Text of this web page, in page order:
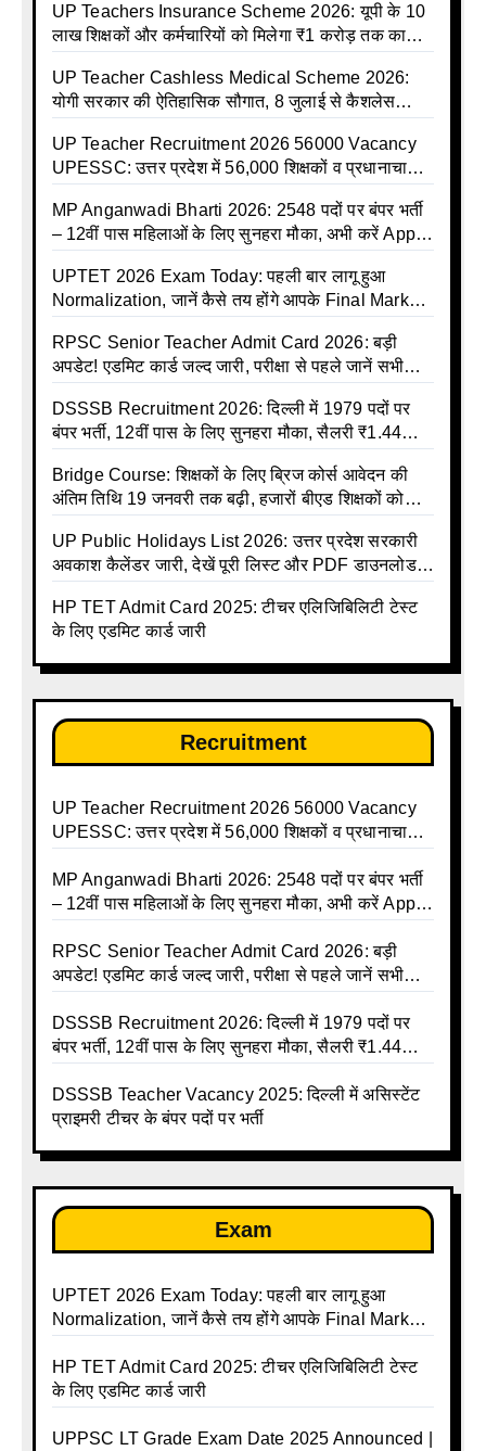
UP Teachers Insurance Scheme 2026: यूपी के 10
लाख शिक्षकों और कर्मचारियों को मिलेगा ₹1 करोड़ तक का
UP Teacher Cashless Medical Scheme 2026:
योगी सरकार की ऐतिहासिक सौगात, 8 जुलाई से कैशलेस
UP Teacher Recruitment 2026 56000 Vacancy
UPESSC: उत्तर प्रदेश में 56,000 शिक्षकों व प्रधानाचार्यों
MP Anganwadi Bharti 2026: 2548 पदों पर बंपर भर्ती
– 12वीं पास महिलाओं के लिए सुनहरा मौका, अभी करें Apply
UPTET 2026 Exam Today: पहली बार लागू हुआ
Normalization, जानें कैसे तय होंगे आपके Final Marks
RPSC Senior Teacher Admit Card 2026: बड़ी
अपडेट! एडमिट कार्ड जल्द जारी, परीक्षा से पहले जानें सभी
DSSSB Recruitment 2026: दिल्ली में 1979 पदों पर
बंपर भर्ती, 12वीं पास के लिए सुनहरा मौका, सैलरी ₹1.44
Bridge Course: शिक्षकों के लिए ब्रिज कोर्स आवेदन की
अंतिम तिथि 19 जनवरी तक बढ़ी, हजारों बीएड शिक्षकों को
UP Public Holidays List 2026: उत्तर प्रदेश सरकारी
अवकाश कैलेंडर जारी, देखें पूरी लिस्ट और PDF डाउनलोड
talika | Sarkari Avkash Talika | Up Holidays List |
Holidays Calendar
HP TET Admit Card 2025: टीचर एलिजिबिलिटी टेस्ट
के लिए एडमिट कार्ड जारी
Recruitment
UP Teacher Recruitment 2026 56000 Vacancy
UPESSC: उत्तर प्रदेश में 56,000 शिक्षकों व प्रधानाचार्यों
MP Anganwadi Bharti 2026: 2548 पदों पर बंपर भर्ती
– 12वीं पास महिलाओं के लिए सुनहरा मौका, अभी करें Apply
RPSC Senior Teacher Admit Card 2026: बड़ी
अपडेट! एडमिट कार्ड जल्द जारी, परीक्षा से पहले जानें सभी
DSSSB Recruitment 2026: दिल्ली में 1979 पदों पर
बंपर भर्ती, 12वीं पास के लिए सुनहरा मौका, सैलरी ₹1.44
DSSSB Teacher Vacancy 2025: दिल्ली में असिस्टेंट
प्राइमरी टीचर के बंपर पदों पर भर्ती
Exam
UPTET 2026 Exam Today: पहली बार लागू हुआ
Normalization, जानें कैसे तय होंगे आपके Final Marks
HP TET Admit Card 2025: टीचर एलिजिबिलिटी टेस्ट
के लिए एडमिट कार्ड जारी
UPPSC LT Grade Exam Date 2025 Announced |